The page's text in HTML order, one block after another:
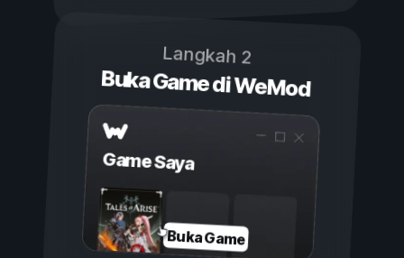
Langkah 2
Buka Game di WeMod
Game Saya
Buka Game